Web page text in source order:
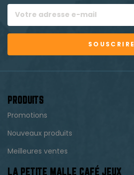
SOUSCRIRE
PRODUITS
Promotions
Nouveaux produits
Meilleures ventes
LA PETITE MALLE CAFÉ JEUX